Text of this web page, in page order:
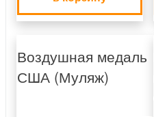
Воздушная медаль
США (Муляж)